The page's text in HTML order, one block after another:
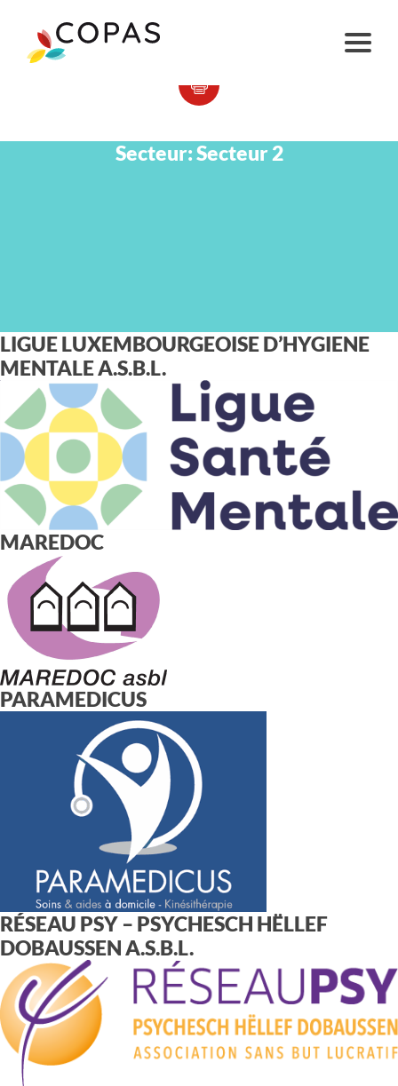
Secteur:Secteur 2
LIGUE LUXEMBOURGEOISE D’HYGIENE
MENTALE A.S.B.L.
MAREDOC
PARAMEDICUS
RÉSEAU PSY – PSYCHESCH HËLLEF
DOBAUSSEN A.S.B.L.